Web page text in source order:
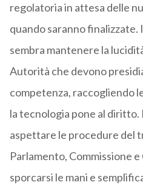
regolatoria in attesa delle
quando saranno
sembra mantenere la
Autorità che devono
competenza, raccogliendo
la tecnologia pone al
aspettare le procedure del
Parlamento, Commissione
sporcarsi le mani e